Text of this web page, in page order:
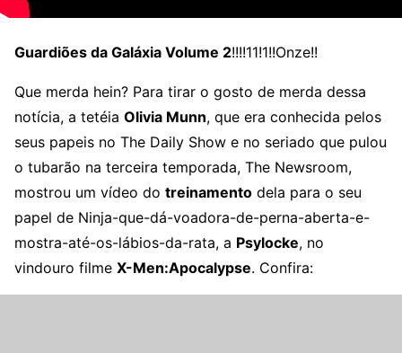
Guardiões da Galáxia Volume 2!!!!11!1!!Onze!!
Que merda hein? Para tirar o gosto de merda dessa
notícia, a tetéia Olivia Munn, que era conhecida pelos
seus papeis no The Daily Show e no seriado que pulou
o tubarão na terceira temporada, The Newsroom,
mostrou um vídeo do treinamento dela para o seu
papel de Ninja-que-dá-voadora-de-perna-aberta-e-
mostra-até-os-lábios-da-rata, a Psylocke, no
vindouro filme X-Men:Apocalypse. Confira: